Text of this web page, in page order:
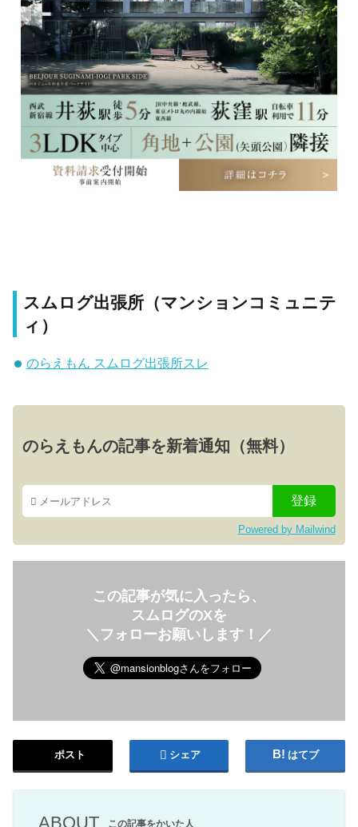
スムログ出張所（マンションコミュニテ
ィ）
のらえもん スムログ出張所スレ
のらえもんの記事を新着通知（無料）
Powered by Mailwind
この記事が気に入ったら、
スムログのXを
＼フォローお願いします！／
ポスト シェア はてブ
ABOUT この記事をかいた人